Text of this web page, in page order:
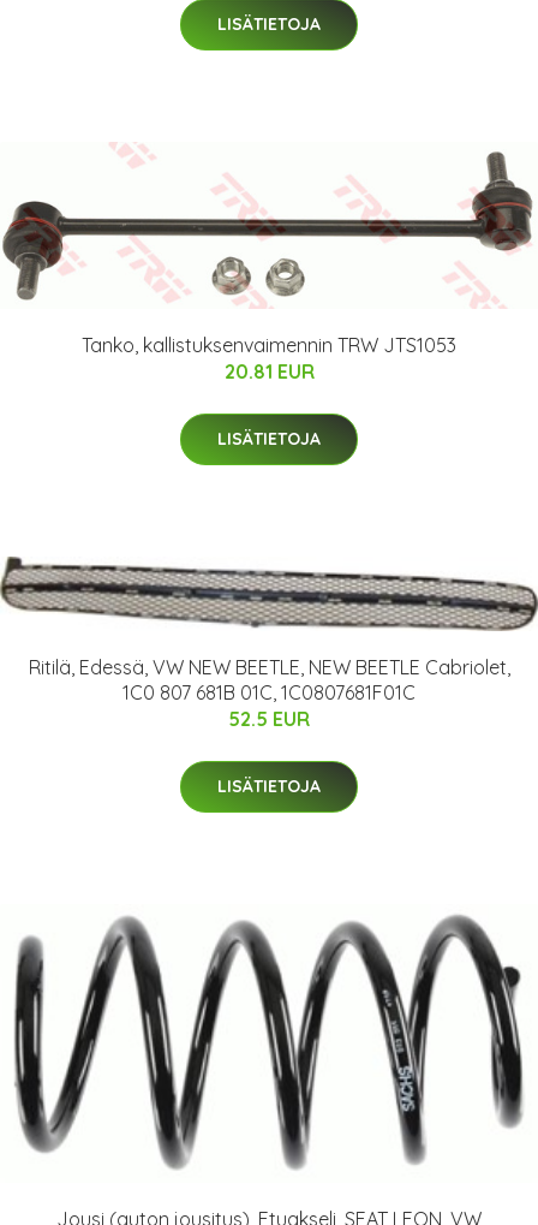
LISÄTIETOJA
Tanko, kallistuksenvaimennin TRW JTS1053
20.81 EUR
LISÄTIETOJA
Ritilä, Edessä, VW NEW BEETLE, NEW BEETLE Cabriolet,
1C0 807 681B 01C, 1C0807681F01C
52.5 EUR
LISÄTIETOJA
Jousi (auton jousitus), Etuakseli, SEAT LEON, VW